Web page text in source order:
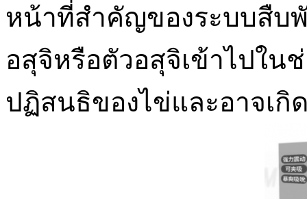
หน้าที่สำคัญของระบบสืบ
อสุจิหรือตัวอสุจิเข้าไปใน
ปฏิสนธิของไข่และอาจเ